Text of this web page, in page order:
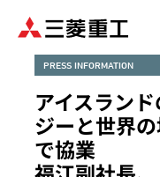
PRESS INFORMATION
アイスラン
ジーと世界
で協業